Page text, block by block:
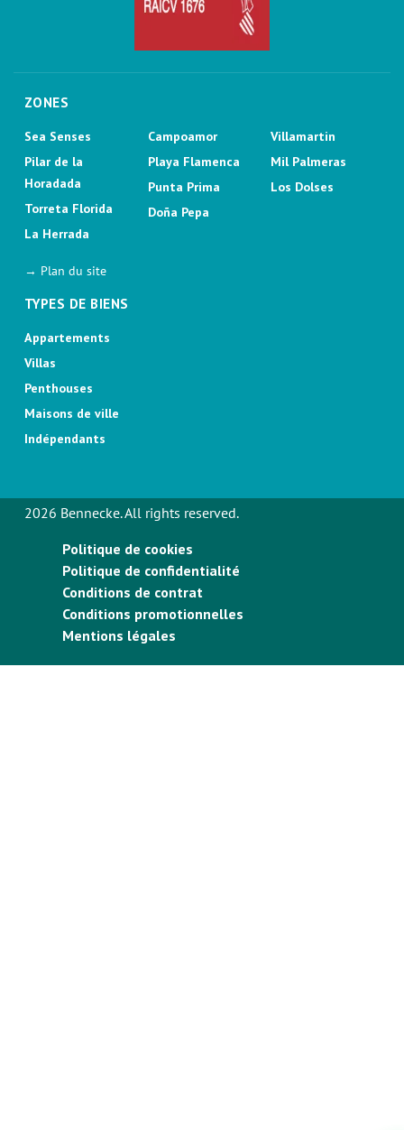
ZONES
Sea Senses
Pilar de la
Horadada
Torreta Florida
La Herrada
Campoamor
Playa Flamenca
Punta Prima
Doña Pepa
Villamartin
Mil Palmeras
Los Dolses
→ Plan du site
TYPES DE BIENS
Appartements
Villas
Penthouses
Maisons de ville
Indépendants
2026 Bennecke. All rights reserved.
Politique de cookies
Politique de confidentialité
Conditions de contrat
Conditions promotionnelles
Mentions légales